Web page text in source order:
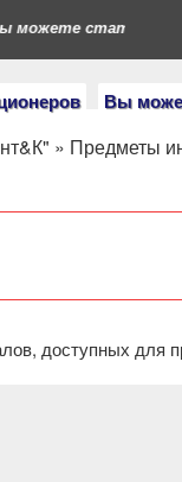
Вы
стать
» Предметы
доступных для